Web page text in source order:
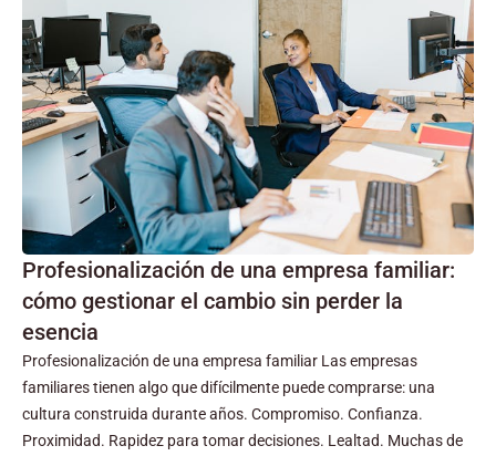
Profesionalización de una empresa familiar:
cómo gestionar el cambio sin perder la
esencia
Profesionalización de una empresa familiar Las empresas
familiares tienen algo que difícilmente puede comprarse: una
cultura construida durante años. Compromiso. Confianza.
Proximidad. Rapidez para tomar decisiones. Lealtad. Muchas de